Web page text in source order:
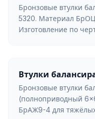
Бронзовые втулки
5320. Материал
Изготовление по
Втулки
Бронзовые втулки
(полноприводный
БрАЖ9-4 для